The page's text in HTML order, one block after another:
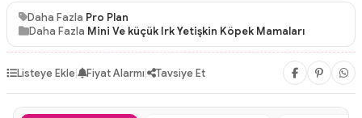
Daha Fazla Pro Plan
Daha Fazla Mini Ve küçük Irk Yetişkin Köpek Mamaları
Listeye Ekle| Fiyat Alarmı| Tavsiye Et